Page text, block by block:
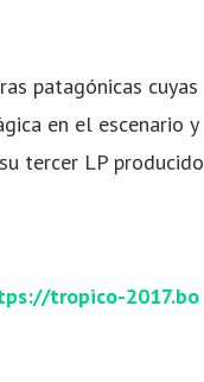
patagónicas cuyas
en el escenario y
tercer LP producido
tropico-2017.bo